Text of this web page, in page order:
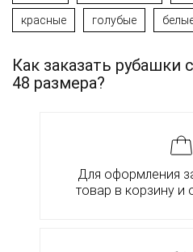
красные голубые
Как заказать рубашки
48 размера?
Для оформления
товар в корзину и